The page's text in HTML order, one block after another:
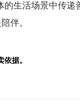
生活场景中传递
伴。
据。